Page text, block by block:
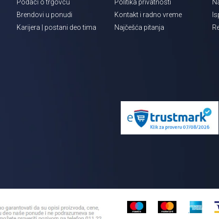
Podaci o trgovcu
Brendovi u ponudi
Karijera | postani deo tima
Politika privatnosti
Kontakt i radno vreme
Najčešća pitanja